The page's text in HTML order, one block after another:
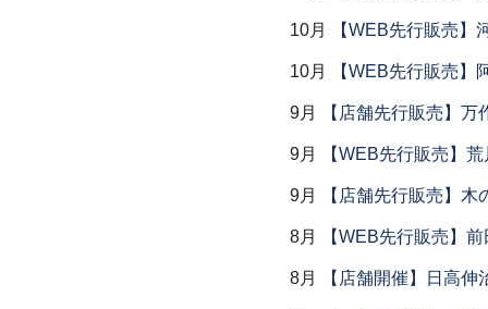
10月 【WEB先行販売】
10月 【WEB先行販売】
9月 【店舗先行販売】万
9月 【WEB先行販売】
9月 【店舗先行販売】木
8月 【WEB先行販売】
8月 【店舗開催】日高